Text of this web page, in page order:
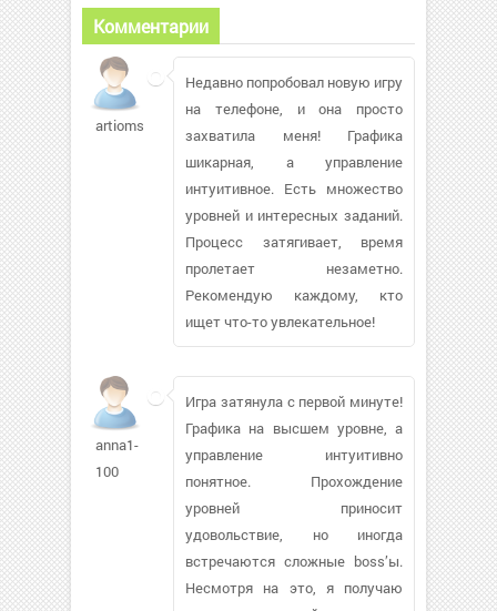
Комментарии
artiomstar
Недавно попробовал новую игру
на телефоне, и она просто
захватила меня! Графика
шикарная, а управление
интуитивное. Есть множество
уровней и интересных заданий.
Процесс затягивает, время
пролетает незаметно.
Рекомендую каждому, кто
ищет что-то увлекательное!
anna1-
100
Игра затянула с первой минуте!
Графика на высшем уровне, а
управление интуитивно
понятное. Прохождение
уровней приносит
удовольствие, но иногда
встречаются сложные boss’ы.
Несмотря на это, я получаю